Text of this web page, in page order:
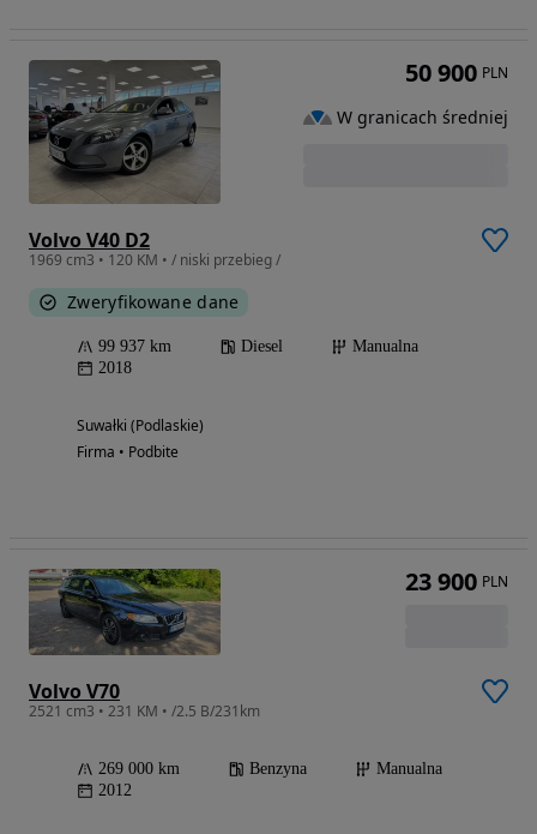
Volvo V40 D2
1969 cm3 • 120 KM • / niski przebieg /
Zweryfikowane dane
99 937 km Diesel
Manualna
2018
Suwałki (Podlaskie)
Firma • Podbite
50 900 PLN
W granicach średniej
Volvo V70
2521 cm3 • 231 KM • /2.5 B/231km
269 000 km Benzyna
Manualna
2012
23 900 PLN